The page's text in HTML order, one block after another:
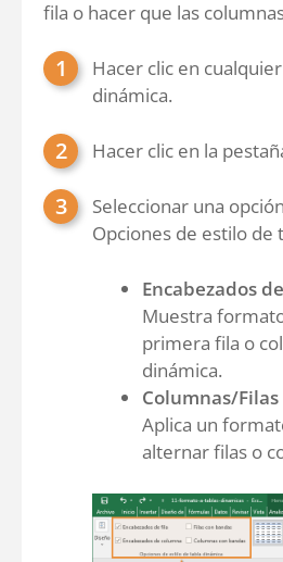
fila o hacer que las
Hacer clic en
dinámica.
Hacer clic en la
Seleccionar una
Opciones de estilo de
Encabezados
Muestra
primera fila o
dinámica.
Columnas/
Aplica un
alternar filas o